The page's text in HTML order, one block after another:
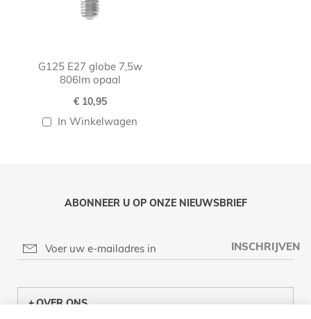
G125 E27 globe 7,5w
806lm opaal
€ 10,95
In Winkelwagen
ABONNEER U OP ONZE NIEUWSBRIEF
INSCHRIJVEN
OVER ONS